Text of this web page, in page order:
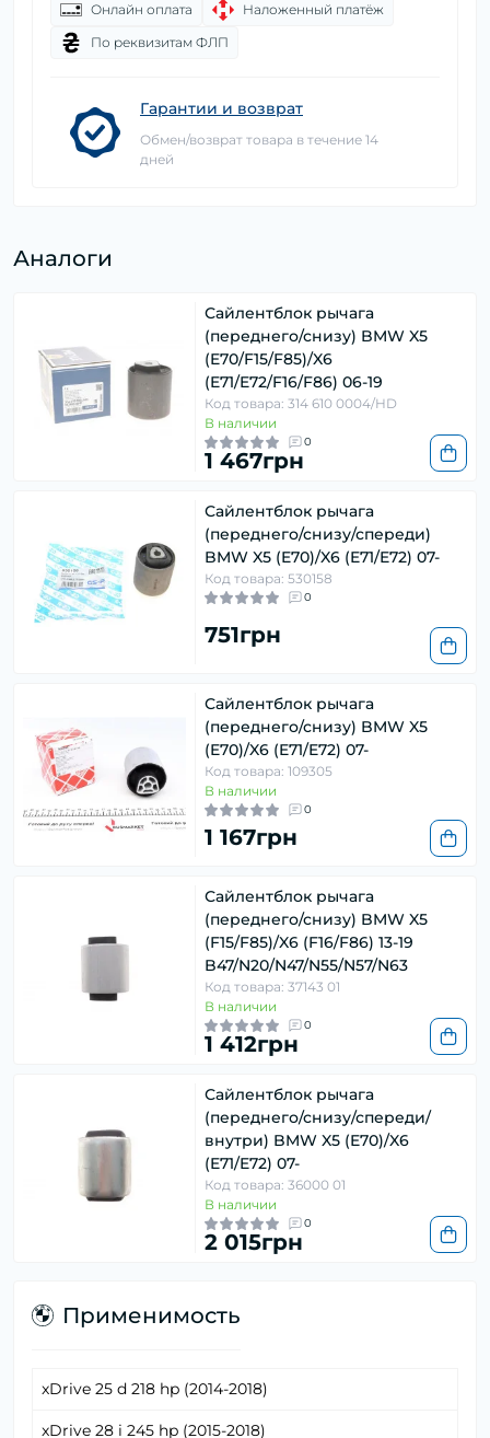
Онлайн оплата
Наложенный платёж
По реквизитам ФЛП
Гарантии и возврат
Обмен/возврат товара в течение 14
дней
Аналоги
Сайлентблок рычага
(переднего/снизу) BMW X5
(E70/F15/F85)/X6
(E71/E72/F16/F86) 06-19
Код товара: 314 610 0004/HD
В наличии
0
1 467грн
Сайлентблок рычага
(переднего/снизу/спереди)
BMW X5 (E70)/X6 (E71/E72) 07-
Код товара: 530158
0
751грн
Сайлентблок рычага
(переднего/снизу) BMW X5
(E70)/X6 (E71/E72) 07-
Код товара: 109305
В наличии
0
1 167грн
Сайлентблок рычага
(переднего/снизу) BMW X5
(F15/F85)/X6 (F16/F86) 13-19
B47/N20/N47/N55/N57/N63
Код товара: 37143 01
В наличии
0
1 412грн
Сайлентблок рычага
(переднего/снизу/спереди/
внутри) BMW X5 (E70)/X6
(E71/E72) 07-
Код товара: 36000 01
В наличии
0
2 015грн
Применимость
xDrive 25 d 218 hp (2014-2018)
xDrive 28 i 245 hp (2015-2018)